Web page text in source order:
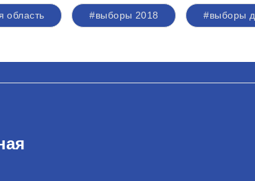
область #выборы 2018 #выборы